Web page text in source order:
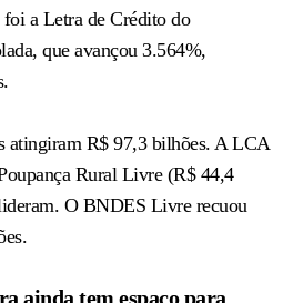
a Letra de Crédito do
que avançou 3.564%,
atingiram R$ 97,3 bilhões. A LCA
Rural Livre (R$ 44,4
O BNDES Livre recuou
ainda tem espaço para